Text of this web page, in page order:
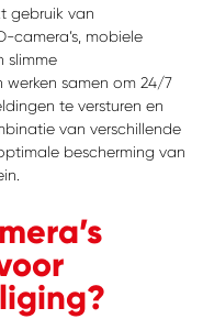
gebruik van
camera’s, mobiele
slimme
samen om 24/7
te versturen en
van verschillende
bescherming van